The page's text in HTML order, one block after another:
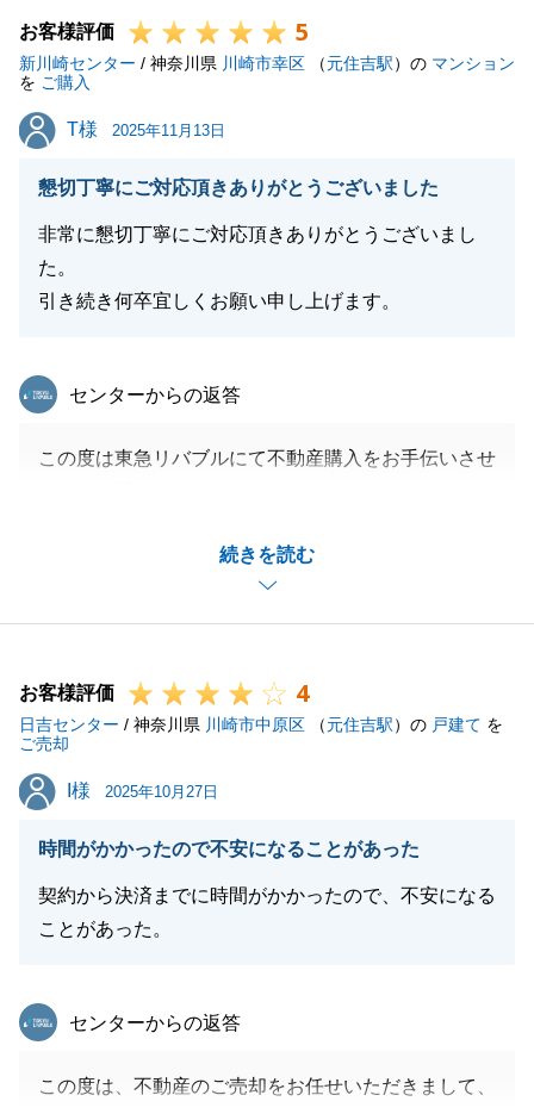
おります。
お困りのことがございましたら、お気軽にご連絡いた
だければと存じます。_
今後ともよろしくお願いいたします。
閉じる
お客様評価 5
新川崎センター / 神奈川県 川崎市幸区 （元住吉駅）の マンション
を ご購入
T様
T様 2025年11月13日
懇切丁寧にご対応頂きありがとうございました
非常に懇切丁寧にご対応頂きありがとうございまし
た。
引き続き何卒宜しくお願い申し上げます。
続きを読む
東急リバブル
センターからの返答
この度は東急リバブルにて不動産購入をお手伝いさせ
また何かございましたらお気軽にお声がけください。
どうぞよろしくお願いします。
閉じる
お客様評価 4
日吉センター / 神奈川県 川崎市中原区 （元住吉駅）の 戸建て を
ご売却
I様
I様 2025年10月27日
時間がかかったので不安になることがあった
契約から決済までに時間がかかったので、不安になる
ことがあった。
東急リバブル
センターからの返答
この度は、不動産のご売却をお任せいただきまして、